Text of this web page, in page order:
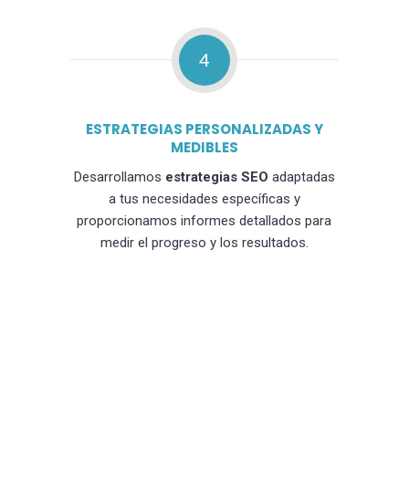
4
ESTRATEGIAS PERSONALIZADAS Y
MEDIBLES
Desarrollamos estrategias SEO adaptadas
a tus necesidades específicas y
proporcionamos informes detallados para
medir el progreso y los resultados.